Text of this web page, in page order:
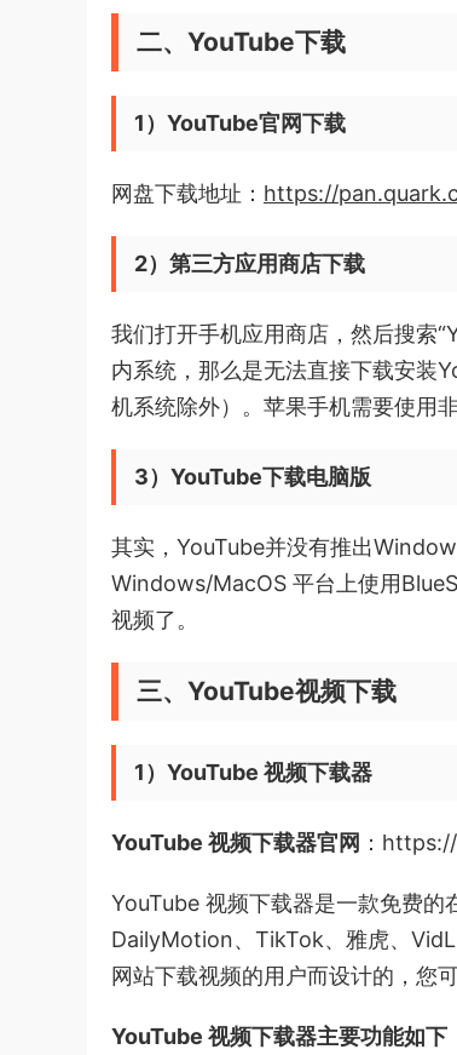
二、YouTube下载
1）YouTube官网下载
网盘下载地址： https://
2）第三方应用商店下载
我们打开手机应用商店，然后搜索
内系统，那么是无法直接下载安装
机系统除外）。苹果手机需要使用
3）YouTube下载电脑版
其实，YouTube并没有推出
Windows/MacOS 平台上使用
视频了。
三、YouTube视频下载
1）YouTube 视频下载器
YouTube 视频下载器官网 ：
YouTube 视频下载器是一款免费的
DailyMotion、TikTok、雅虎、
网站下载视频的用户而设计的，您
YouTube 视频下载器主要功能如下